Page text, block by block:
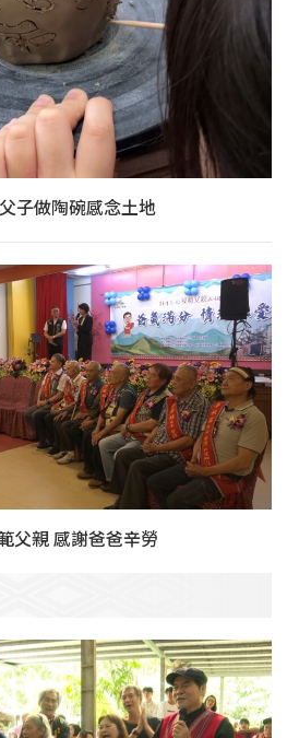
子做陶碗感念土地
父親 感謝爸爸辛勞